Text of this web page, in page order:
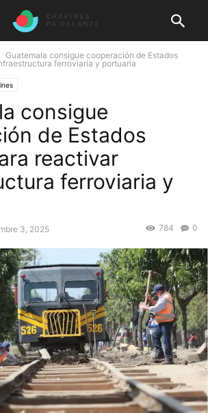
Guatemala consigue cooperación de Estados
ferroviaria y portuaria
consigue
de Estados
reactivar
ferroviaria y
3, 2025 0
784